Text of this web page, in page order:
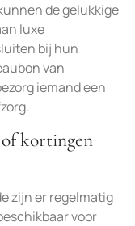
de gelukkige
luxe
bij hun
van
iemand een
kortingen
zijn er regelmatig
voor